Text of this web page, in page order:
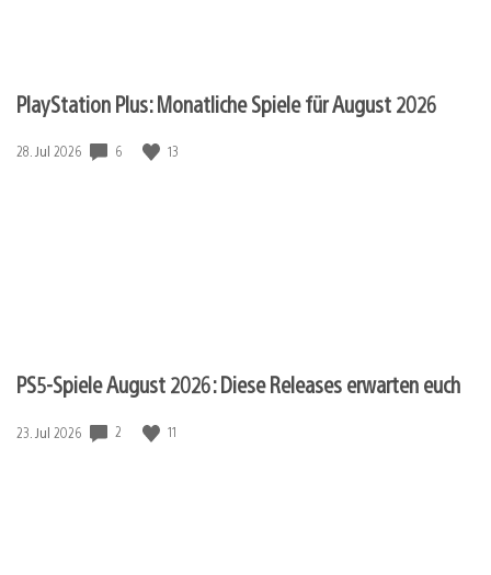
PlayStation Plus: Monatliche Spiele für August 2026
Veröffentlichungsdatum:
28. Jul 2026 6 13
PS5-Spiele August 2026: Diese Releases erwarten euch
Veröffentlichungsdatum:
23. Jul 2026 2 11